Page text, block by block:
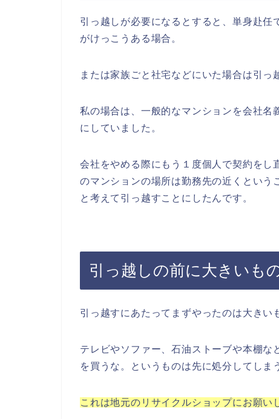
引っ越しが必要になるとすると、単身赴
がけっこうある場合。
または家族ごと社宅などにいた場合は引っ
私の場合は、一般的なマンションを会社名
にしていました。
会社をやめる際にもう１度個人で契約をし
のマンションの場所は勤務先の近くという
と考えて引っ越すことにしたんです。
引っ越しの前に大きいも
引っ越すにあたってまずやったのは大きい
テレビやソファー、石油ストーブや本棚
を買うな。というものは先に処分してしま
これは地元のリサイクルショップにお願い